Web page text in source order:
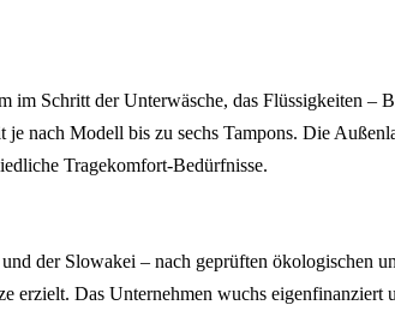
im Schritt der Unterwäsche, das Flüssigkeiten
nach Modell bis zu sechs Tampons. Die
Tragekomfort-Bedürfnisse.
der Slowakei – nach geprüften ökologischen
erzielt. Das Unternehmen wuchs